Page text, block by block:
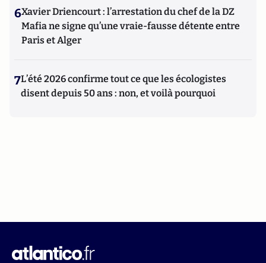
6Xavier Driencourt : l’arrestation du chef de la DZ
Mafia ne signe qu’une vraie-fausse détente entre
Paris et Alger
7L’été 2026 confirme tout ce que les écologistes
disent depuis 50 ans : non, et voilà pourquoi